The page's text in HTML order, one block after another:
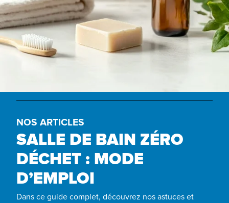
NOS ARTICLES
SALLE DE BAIN ZÉRO
DÉCHET : MODE
D’EMPLOI
Dans ce guide complet, découvrez nos astuces et